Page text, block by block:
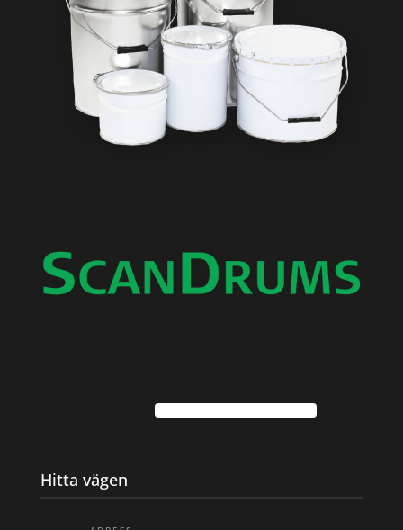
Hitta vägen